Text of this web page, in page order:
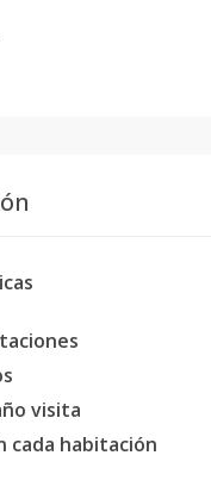
visita
cada habitación